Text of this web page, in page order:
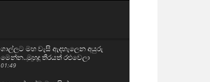
ගාල්ලට මහ වැසි ඇදහැලෙන අයුරු
මෙන්න..මුහුදු තීරයත් රළුවෙලා
01:49